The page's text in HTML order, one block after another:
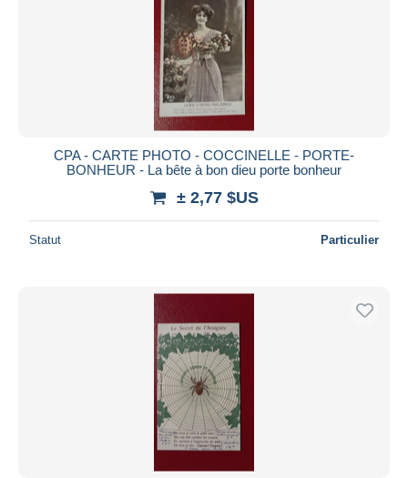
CPA - CARTE PHOTO - COCCINELLE - PORTE-
BONHEUR - La bête à bon dieu porte bonheur
± 2,77 $US
Statut Particulier